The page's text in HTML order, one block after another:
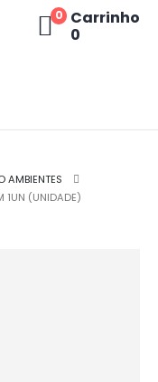
0
Carrinho
0
AMBIENTES
1UN (UNIDADE)